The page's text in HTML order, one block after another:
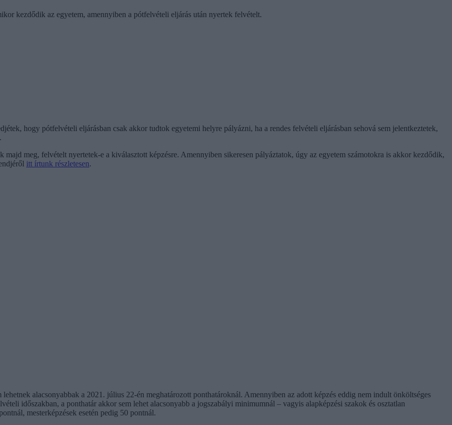
kezdődik az egyetem, amennyiben a pótfelvételi eljárás után nyertek felvételt.
hogy pótfelvételi eljárásban csak akkor tudtok egyetemi helyre pályázni, ha a rendes felvételi eljárásban sehová sem jelentkeztetek,
meg, felvételt nyertetek-e a kiválasztott képzésre. Amennyiben sikeresen pályáztatok, úgy az egyetem számotokra is akkor kezdődik,
itt írtunk részletesen.
alacsonyabbak a 2021. július 22-én meghatározott ponthatároknál. Amennyiben az adott képzés eddig nem indult önköltséges
időszakban, a ponthatár akkor sem lehet alacsonyabb a jogszabályi minimumnál – vagyis alapképzési szakok és osztatlan
mesterképzések esetén pedig 50 pontnál.